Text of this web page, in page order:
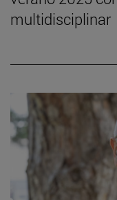
multidisciplinar